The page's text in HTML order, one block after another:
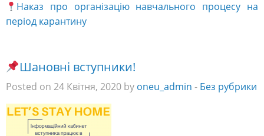
Наказ про організацію навчального процесу на
період карантину
Шановні вступники!
Posted on 24 Квітня, 2020 by oneu_admin - Без рубрики